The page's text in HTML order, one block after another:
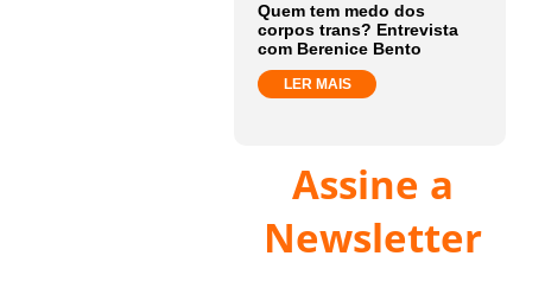
Quem tem medo dos
corpos trans? Entrevista
com Berenice Bento
LER MAIS
Assine a
Newsletter